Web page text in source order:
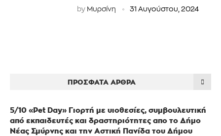
by Μυρσίνη 31 Αυγούστου, 2024
ΠΡΌΣΦΑΤΑ ΆΡΘΡΑ
5/10 «Pet Day» Γιορτή με υιοθεσίες, συμβουλευτική
από εκπαιδευτές και δραστηριότητες απο το Δήμο
Νέας Σμύρνης και την Αστική Πανίδα του Δήμου